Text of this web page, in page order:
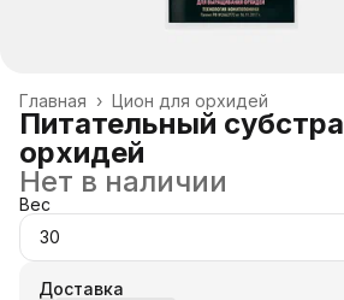
Цион для орхидей
Главная ›
Питательный
орхидей
Нет в наличии
Вес
30
Доставка